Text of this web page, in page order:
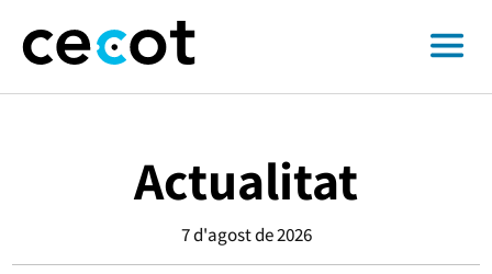
Actualitat
7 d'agost de 2026